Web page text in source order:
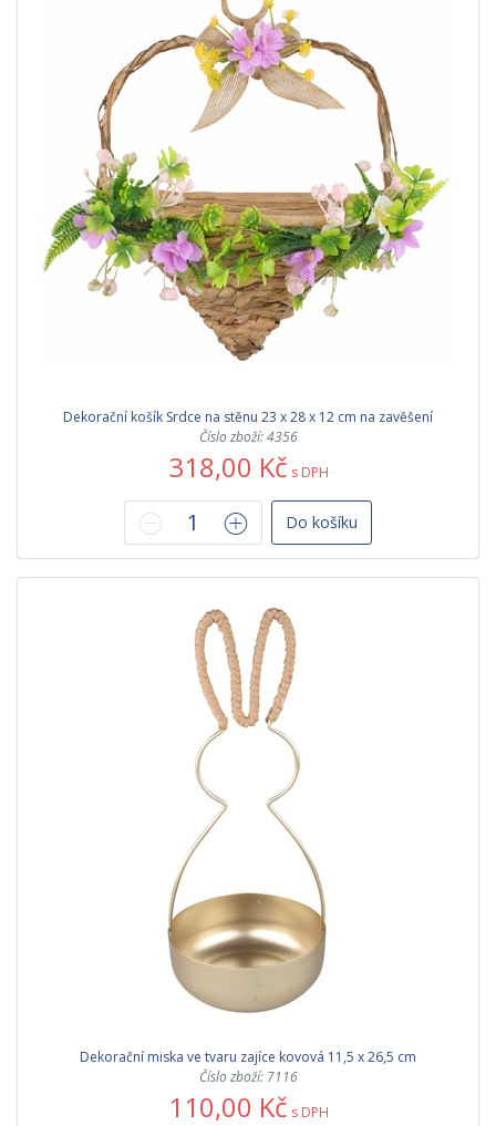
Dekorační košík Srdce na stěnu 23 x 28 x 12 cm na zavěšení
Číslo zboží: 4356
318,00 Kč s DPH
Do košíku
Dekorační miska ve tvaru zajíce kovová 11,5 x 26,5 cm
Číslo zboží: 7116
110,00 Kč s DPH